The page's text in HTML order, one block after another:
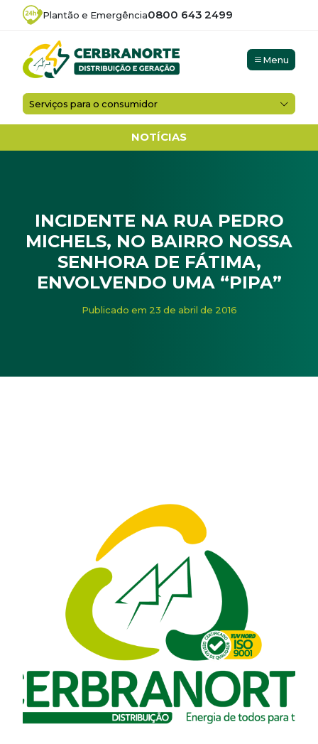
Plantão e Emergência0800 643 2499
Menu
Serviços para o consumidor
NOTÍCIAS
INCIDENTE NA RUA PEDRO
MICHELS, NO BAIRRO NOSSA
SENHORA DE FÁTIMA,
ENVOLVENDO UMA “PIPA”
Noticias/ INCIDENTE NA RUA PEDRO
Publicado em 23 de abril de 2016